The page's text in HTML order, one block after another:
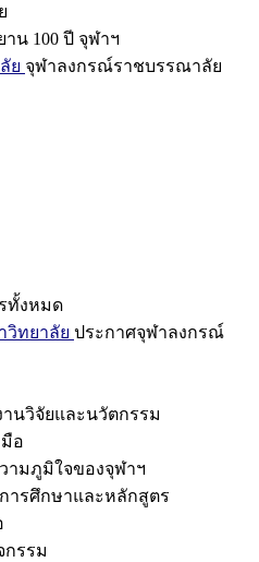
าน 100 ปี จุฬาฯ
ย จุฬาลงกรณ์ราชบรรณาลัย
ทั้งหมด
วิทยาลัย ประกาศจุฬาลงกรณ์
านวิจัยและนวัตกรรม
อ
ามภูมิใจของจุฬาฯ
การศึกษาและหลักสูตร
รรม